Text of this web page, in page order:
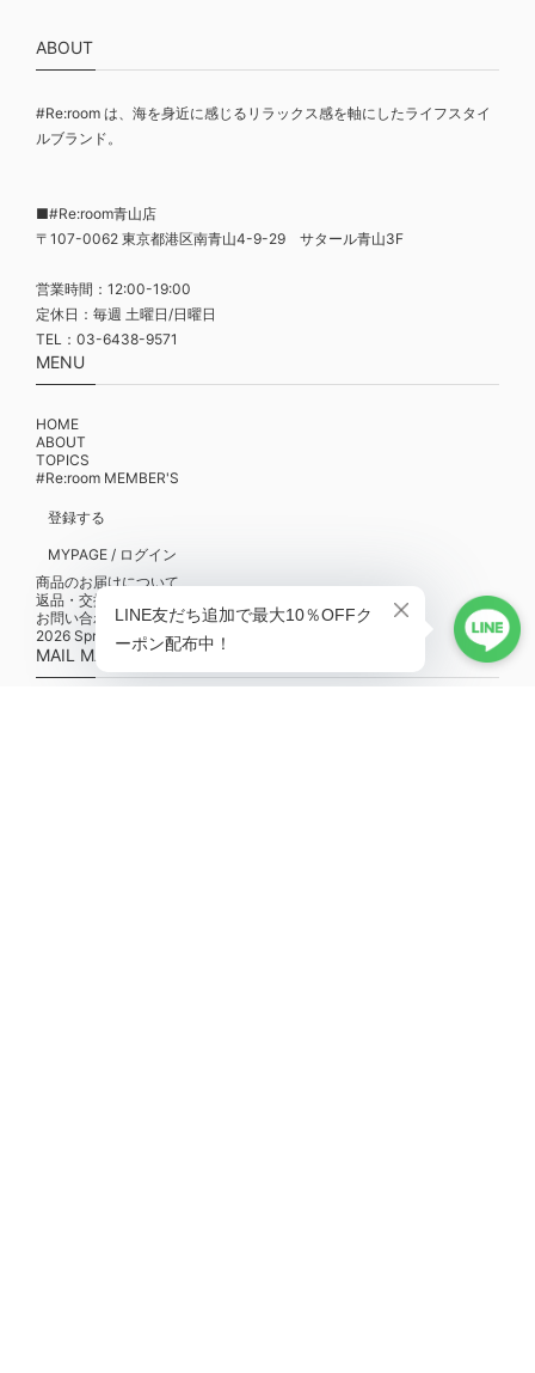
ABOUT
#Re:room は、海を身近に感じるリラックス感を軸にしたライフスタイ
ルブランド。
■#Re:room青山店
〒107-0062 東京都港区南青山4-9-29 サタール青山3F
営業時間：12:00-19:00
定休日：毎週 土曜日/日曜日
TEL：03-6438-9571
MENU
HOME
ABOUT
TOPICS
#Re:room MEMBER'S
登録する
MYPAGE / ログイン
商品のお届けについて
返品・交換について
お問い合わせ
2026 Spring/Summer POP-UPスケジュール
MAIL MAGAZINE